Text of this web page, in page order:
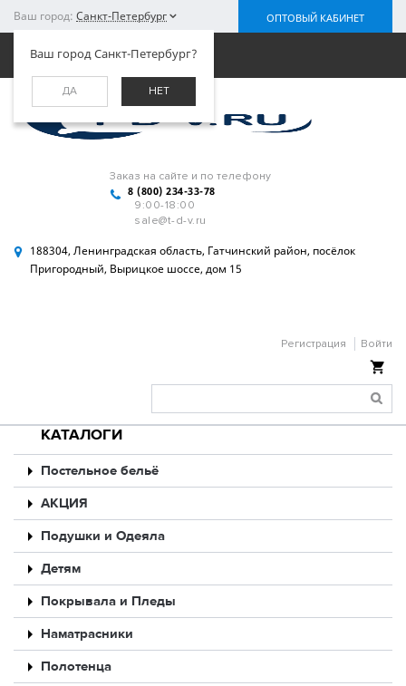
Ваш город: Санкт-Петербург
Ваш город Санкт-Петербург?
ДА НЕТ
ОПТОВЫЙ КАБИНЕТ
Заказ на сайте и по телефону
8 (800) 234-33-78
9:00-18:00
sale@t-d-v.ru
188304, Ленинградская область, Гатчинский район, посёлок
Пригородный, Вырицкое шоссе, дом 15
Регистрация Войти
Меню
КАТАЛОГИ
Постельное бельё
АКЦИЯ
Подушки и Одеяла
Детям
Покрывала и Пледы
Наматрасники
Полотенца